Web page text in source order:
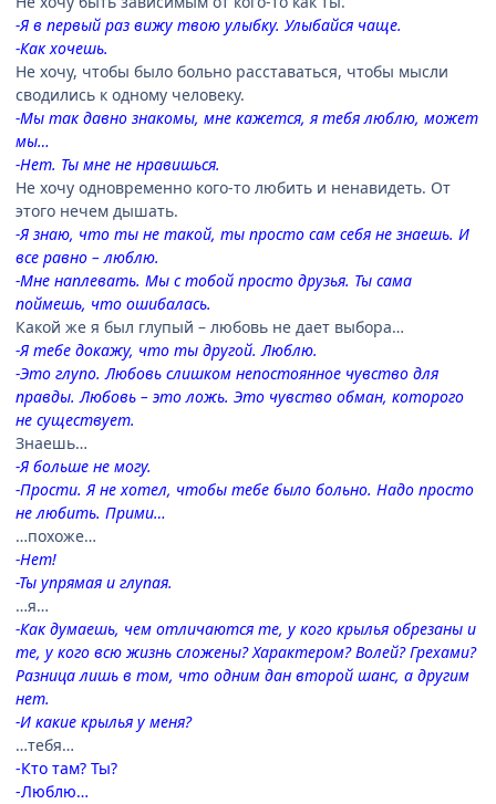
-Я в первый раз вижу твою улыбку. Улыбайся чаще.
-Как хочешь.
Не хочу, чтобы было больно расставаться, чтобы мысли
сводились к одному человеку.
-Мы так давно знакомы, мне кажется, я тебя люблю, может
мы…
-Нет. Ты мне не нравишься.
Не хочу одновременно кого-то любить и ненавидеть. От
этого нечем дышать.
-Я знаю, что ты не такой, ты просто сам себя не знаешь. И
все равно – люблю.
-Мне наплевать. Мы с тобой просто друзья. Ты сама
поймешь, что ошибалась.
Какой же я был глупый – любовь не дает выбора…
-Я тебе докажу, что ты другой. Люблю.
-Это глупо. Любовь слишком непостоянное чувство для
правды. Любовь – это ложь. Это чувство обман, которого
не существует.
Знаешь…
-Я больше не могу.
-Прости. Я не хотел, чтобы тебе было больно. Надо просто
не любить. Прими…
…похоже…
-Нет!
-Ты упрямая и глупая.
…я…
-Как думаешь, чем отличаются те, у кого крылья обрезаны и
те, у кого всю жизнь сложены? Характером? Волей? Грехами?
Разница лишь в том, что одним дан второй шанс, а другим
нет.
-И какие крылья у меня?
…тебя…
-Кто там? Ты?
-Люблю…